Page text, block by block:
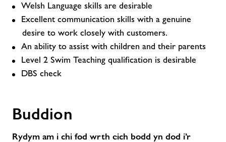
Welsh Language skills are desirable
Excellent communication skills with a genuine
desire to work closely with customers.
An ability to assist with children and their parents
Level 2 Swim Teaching qualification is desirable
DBS check
Buddion
Rydym am i chi fod wrth eich bodd yn dod i’r